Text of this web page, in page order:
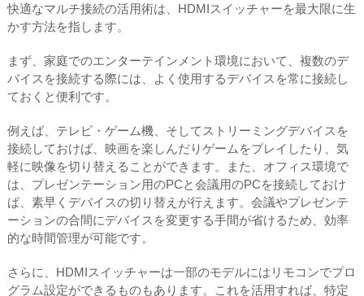
快適なマルチ接続の活用術は、HDMIスイッチャーを最大限に生
かす方法を指します。
まず、家庭でのエンターテインメント環境において、複数のデ
バイスを接続する際には、よく使用するデバイスを常に接続し
ておくと便利です。
例えば、テレビ・ゲーム機、そしてストリーミングデバイスを
接続しておけば、映画を楽しんだりゲームをプレイしたり、気
軽に映像を切り替えることができます。また、オフィス環境で
は、プレゼンテーション用のPCと会議用のPCを接続しておけ
ば、素早くデバイスの切り替えが行えます。会議やプレゼンテ
ーションの合間にデバイスを変更する手間が省けるため、効率
的な時間管理が可能です。
さらに、HDMIスイッチャーは一部のモデルにはリモコンでプロ
グラム設定ができるものもあります。これを活用すれば、特定